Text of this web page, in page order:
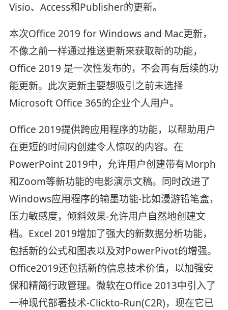
Visio、Access和Publisher的更新。
本次Office 2019 for Windows and Mac更新，
不像之前一样通过推送更新来获取新的功能，
Office 2019 是一次性发布的，不会再有后续的功
能更新。此次更新主要想吸引之前未选择
Microsoft Office 365的企业个人用户。
Office 2019提供跨应用程序的功能，以帮助用户
在更短的时间内创建令人惊叹的内容。在
PowerPoint 2019中，允许用户创建带有Morph
和Zoom等新功能的电影演示文稿。同时改进了
Windows应用程序的输墨功能-比如漫游铅笔盒，
压力敏感度，倾斜效果-允许用户自然地创建文
档。Excel 2019增加了强大的新数据分析功能，
包括新的公式和图表以及对PowerPivot的增强。
Office2019还包括新的信息技术价值，以加强安
保和精简行政管理。微软在Office 2013中引入了
一种现代部署技术-Clickto-Run(C2R)，现在它已